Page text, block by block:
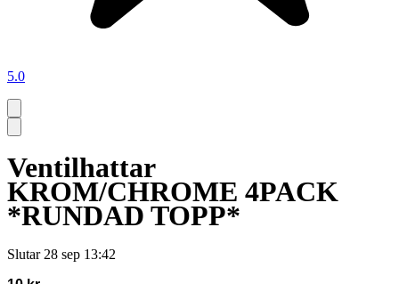
5.0
Ventilhattar
KROM/CHROME 4PACK
*RUNDAD TOPP*
Slutar 28 sep 13:42